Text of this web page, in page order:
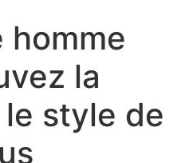
homme
la
style de